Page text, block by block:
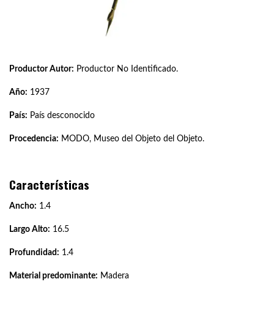
Productor Autor: Productor No Identificado.
Año: 1937
País: País desconocido
Procedencia: MODO, Museo del Objeto del Objeto.
Características
Ancho: 1.4
Largo Alto: 16.5
Profundidad: 1.4
Material predominante: Madera